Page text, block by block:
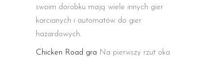
swoim dorobku mają wiele innych gier
karcianych i automatów do gier
hazardowych.
Chicken Road gra Na pierwszy rzut oka